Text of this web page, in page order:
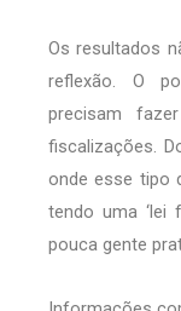
Os resultados
reflexão. O
precisam
fiscalizações.
onde esse tipo
tendo uma ‘lei
pouca gente